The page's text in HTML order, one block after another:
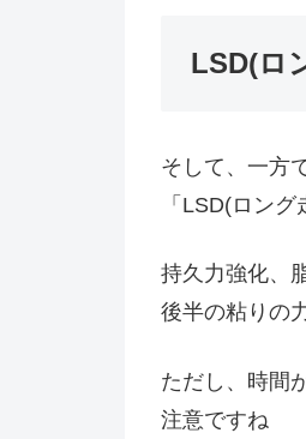
LSD(ロ
そして、一方
「LSD(ロン
持久力強化、
後半の粘りの
ただし、時間
注意ですね